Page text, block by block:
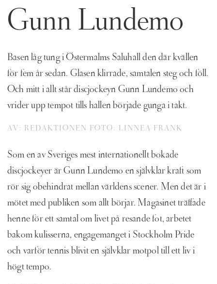
Gunn Lundemo
Basen låg tung i Östermalms Saluhall den där kvällen
för fem år sedan. Glasen klirrade, samtalen steg och föll.
Och mitt i allt står discjockeyn Gunn Lundemo och
vrider upp tempot tills hallen började gunga i takt.
AV: REDAKTIONEN FOTO: LINNEA FRANK
Som en av Sveriges mest internationellt bokade
discjockeyer är Gunn Lundemo en självklar kraft som
rör sig obehindrat mellan världens scener. Men det är i
mötet med publiken som allt börjar. Magasinet träffade
henne för ett samtal om livet på resande fot, arbetet
bakom kulisserna, engagemanget i Stockholm Pride
och varför tennis blivit en självklar motpol till ett liv i
högt tempo.